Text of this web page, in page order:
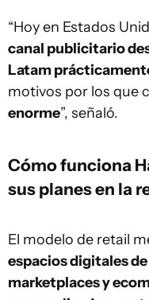
“Hoy en Estados
canal publicitario
Latam
motivos por los que
enorme”, señaló.
Cómo funciona
sus planes en la
El modelo de retail
espacios digitales
marketplaces y